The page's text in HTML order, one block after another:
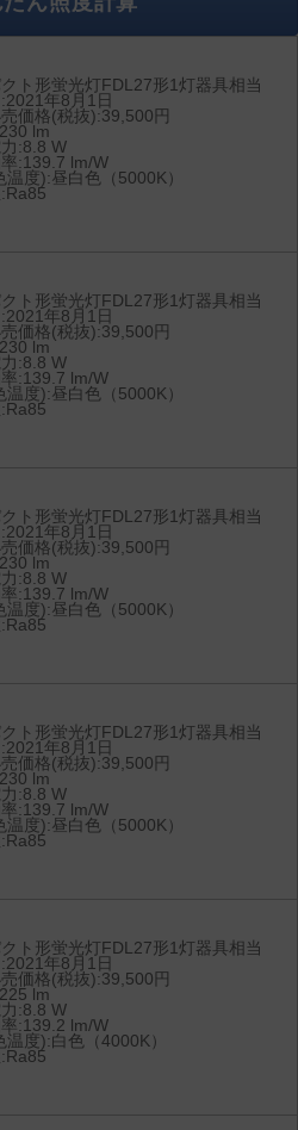
ト形蛍光灯FDL27形1灯器具相当
年8月1日
価格(税抜):39,500円
lm
:8.8 W
:139.7 lm/W
温度):昼白色（5000K）
ト形蛍光灯FDL27形1灯器具相当
年8月1日
価格(税抜):39,500円
lm
:8.8 W
:139.7 lm/W
温度):昼白色（5000K）
ト形蛍光灯FDL27形1灯器具相当
年8月1日
価格(税抜):39,500円
lm
:8.8 W
:139.7 lm/W
温度):昼白色（5000K）
ト形蛍光灯FDL27形1灯器具相当
年8月1日
価格(税抜):39,500円
lm
:8.8 W
:139.7 lm/W
温度):昼白色（5000K）
ト形蛍光灯FDL27形1灯器具相当
年8月1日
価格(税抜):39,500円
lm
:8.8 W
:139.2 lm/W
温度):白色（4000K）